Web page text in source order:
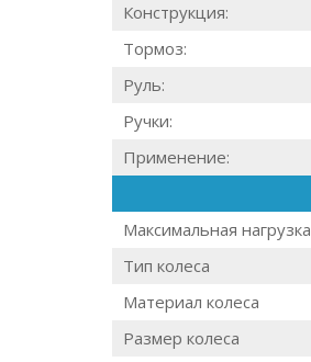
Конструкция:
Тормоз:
Руль:
Ручки:
Применение:
Максимальная нагрузка
Тип колеса
Материал колеса
Размер колеса